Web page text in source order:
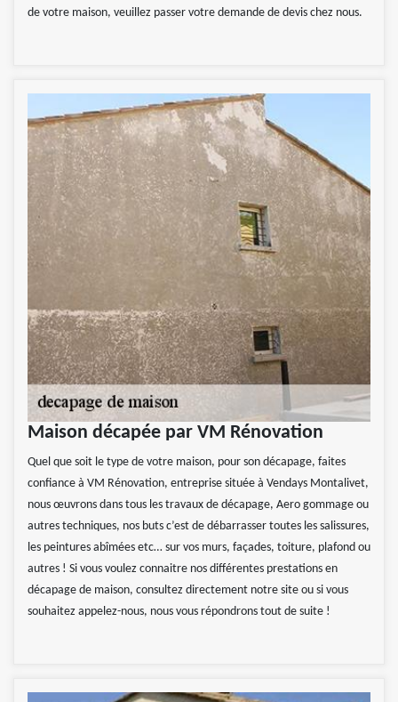
de votre maison, veuillez passer votre demande de devis chez nous.
Maison décapée par VM Rénovation
Quel que soit le type de votre maison, pour son décapage, faites
confiance à VM Rénovation, entreprise située à Vendays Montalivet,
nous œuvrons dans tous les travaux de décapage, Aero gommage ou
autres techniques, nos buts c’est de débarrasser toutes les salissures,
les peintures abîmées etc… sur vos murs, façades, toiture, plafond ou
autres ! Si vous voulez connaitre nos différentes prestations en
décapage de maison, consultez directement notre site ou si vous
souhaitez appelez-nous, nous vous répondrons tout de suite !